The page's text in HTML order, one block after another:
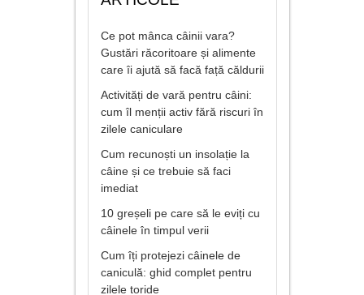
Ce pot mânca câinii vara?
Gustări răcoritoare și alimente
care îi ajută să facă față căldurii
Activități de vară pentru câini:
cum îl menții activ fără riscuri în
zilele caniculare
Cum recunoști un insolație la
câine și ce trebuie să faci
imediat
10 greșeli pe care să le eviți cu
câinele în timpul verii
Cum îți protejezi câinele de
caniculă: ghid complet pentru
zilele toride